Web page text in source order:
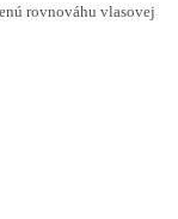
rovnováhu vlasovej